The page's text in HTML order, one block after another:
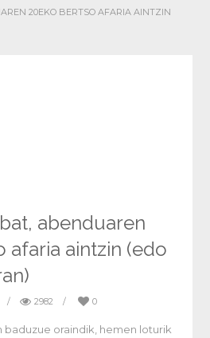
20EKO BERTSO AFARIA AINTZIN
abenduaren
afaria aintzin (edo
/ 2982 / 0
oraindik, hemen loturik